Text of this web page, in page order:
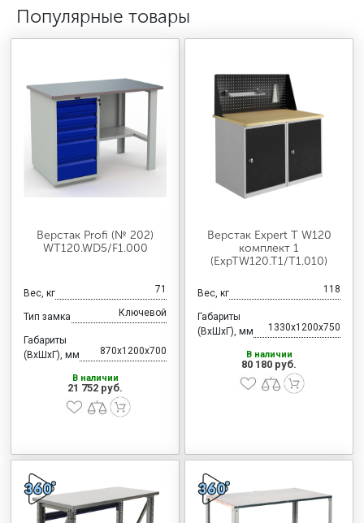
МЕБЕЛЬ ДЛЯ ДОМА
МЕБЕЛЬ ДЛЯ СТОЛОВЫХ
СТАЛЬНЫЕ ДВЕРИ
Популярные товары
Верстак Profi (№ 202)
WT120.WD5/F1.000
Вес, кг 71
Тип замка Ключевой
Габариты
(ВхШхГ), мм
870x1200x700
В наличии
21 752 руб.
Верстак Expert T W120
комплект 1
(ExpTW120.T1/T1.010)
Вес, кг 118
Габариты
(ВхШхГ), мм
1330x1200x750
В наличии
80 180 руб.